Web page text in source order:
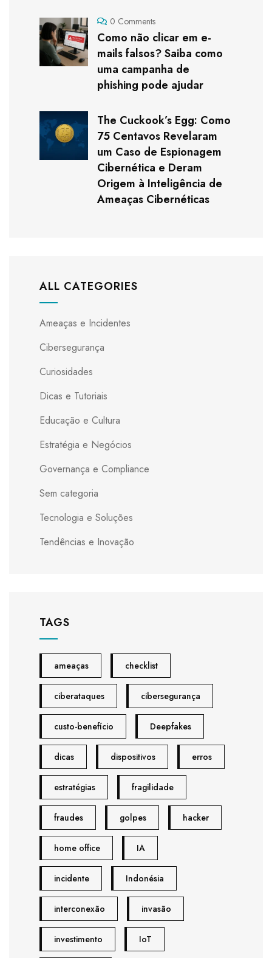
0 Comments
Como não clicar em e-
mails falsos? Saiba como
uma campanha de
phishing pode ajudar
The Cuckook’s Egg: Como
75 Centavos Revelaram
um Caso de Espionagem
Cibernética e Deram
Origem à Inteligência de
Ameaças Cibernéticas
ALL CATEGORIES
Ameaças e Incidentes
Cibersegurança
Curiosidades
Dicas e Tutoriais
Educação e Cultura
Estratégia e Negócios
Governança e Compliance
Sem categoria
Tecnologia e Soluções
Tendências e Inovação
TAGS
ameaças checklist
ciberataques cibersegurança
custo-benefício Deepfakes
dicas dispositivos erros
estratégias fragilidade
fraudes golpes hacker
home office IA
incidente Indonésia
interconexão invasão
investimento IoT